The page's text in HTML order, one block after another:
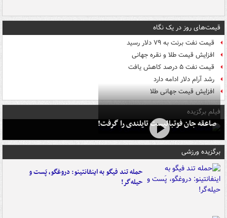
قیمت‌های روز در یک نگاه
قیمت نفت برنت به ۷۹ دلار رسید
افزایش قیمت طلا و نقره جهانی
قیمت نفت ۵ درصد کاهش یافت
رشد آرام دلار ادامه دارد
افزایش قیمت جهانی طلا
فیلم برگزیده
صاعقه جان فوتبالیست تایلندی را گرفت!
برگزیده ورزشی
حمله تند فیگو به اینفانتینو: دروغگو، پَست‌ و
حیله‌گر!